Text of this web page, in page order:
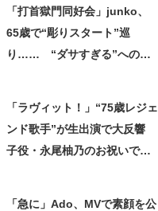
「打首獄門同好会」junko、
65歳で“彫りスタート”巡
り…… “ダサすぎる”への持
「ラヴィット！」“75歳レジェ
ンド歌手”が生出演で大反響
子役・永尾柚乃のお祝いで降
「急に」Ado、MVで素顔を公